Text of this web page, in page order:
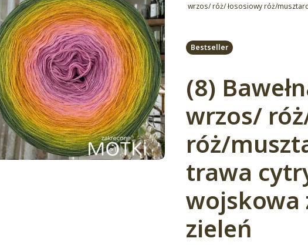
(8) Bawełna 100% Nie zgubię! wrzos/ róż/ łososiowy róż/
Etykiety
Bestseller
(8)
wrzos/
róż/
trawa
wojskowa
zieleń